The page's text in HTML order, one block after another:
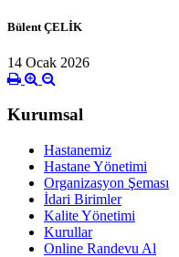
Bülent ÇELİK
14 Ocak 2026
Kurumsal
Hastanemiz
Hastane Yönetimi
Organizasyon Şeması
İdari Birimler
Kalite Yönetimi
Kurullar
Online Randevu Al